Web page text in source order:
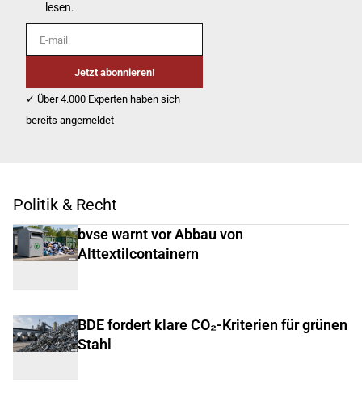
lesen.
E-mail
Jetzt abonnieren!
✓ Über 4.000 Experten haben sich
bereits angemeldet
Politik & Recht
bvse warnt vor Abbau von
Alttextilcontainern
BDE fordert klare CO₂-Kriterien für grünen
Stahl